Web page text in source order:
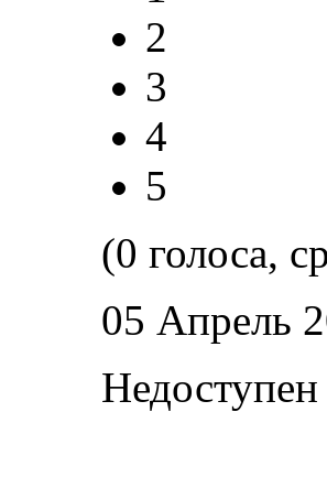
2
3
4
5
(0 голоса,
05 Апрель